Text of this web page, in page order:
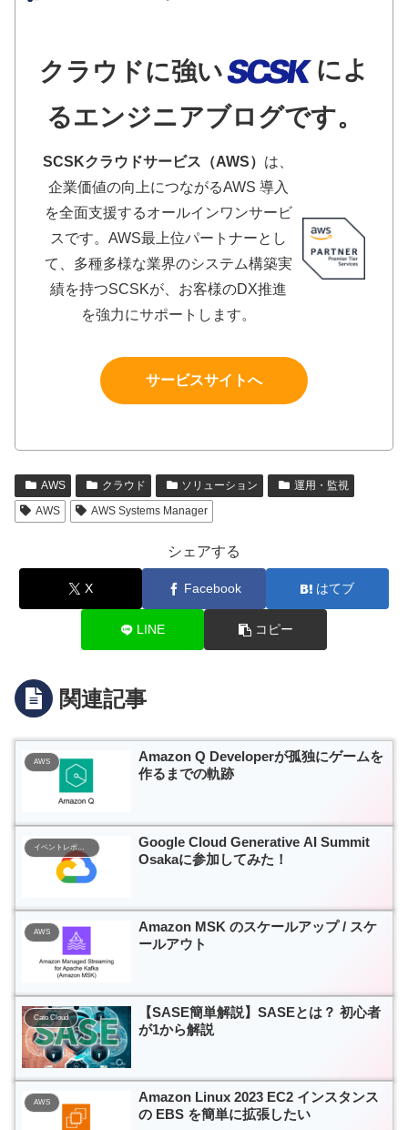
クラウドに強い
によ
るエンジニアブログです。
SCSKクラウドサービス（AWS） は、
企業価値の向上につながるAWS 導入
を全面支援するオールインワンサービ
スです。AWS最上位パートナーとし
て、多種多様な業界のシステム構築実
績を持つSCSKが、お客様のDX推進
を強力にサポートします。
サービスサイトへ
AWS クラウド ソリューション
運用・監視
AWS
AWS Systems Manager
シェアする
X Facebook はてブ
LINE コピー
関連記事
AWS
Amazon Q Developerが孤独にゲームを
作るまでの軌跡
イベントレポート
Google Cloud Generative AI Summit
Osakaに参加してみた！
AWS
Amazon MSK のスケールアップ / スケ
ールアウト
Cato Cloud
【SASE簡単解説】SASEとは？ 初心者
が1から解説
AWS
Amazon Linux 2023 EC2 インスタンス
の EBS を簡単に拡張したい